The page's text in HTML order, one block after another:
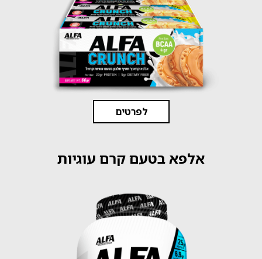
לפרטים
אלפא בטעם קרם עוגיות